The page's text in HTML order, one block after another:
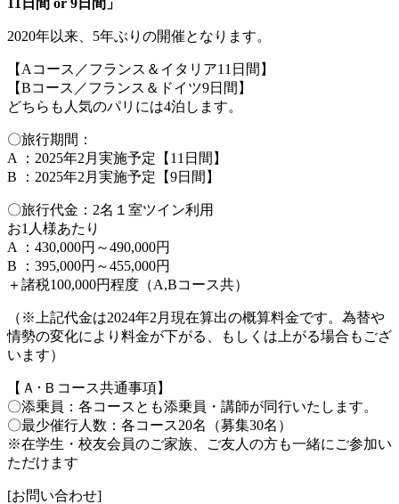
2020年以来、5年ぶりの開催となります。
【Aコース／フランス＆イタリア11日間】
【Bコース／フランス＆ドイツ9日間】
どちらも人気のパリには4泊します。
〇旅行期間：
A ：2025年2月実施予定【11日間】
B ：2025年2月実施予定【9日間】
〇旅行代金：2名１室ツイン利用
お1人様あたり
A ：430,000円～490,000円
B ：395,000円～455,000円
＋諸税100,000円程度（A,Bコース共）
（※上記代金は2024年2月現在算出の概算料金です。為替や
情勢の変化により料金が下がる、もしくは上がる場合もござ
います）
【Ａ･Ｂコース共通事項】
〇添乗員：各コースとも添乗員・講師が同行いたします。
〇最少催行人数：各コース20名（募集30名）
※在学生・校友会員のご家族、ご友人の方も一緒にご参加い
ただけます
[お問い合わせ]